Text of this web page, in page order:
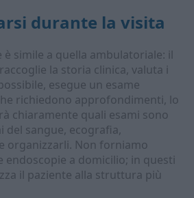
durante la visita
simile a quella ambulatoriale: il
raccoglie la storia clinica, valuta i
esegue un esame
richiedono approfondimenti, lo
chiaramente quali esami sono
del sangue, ecografia,
organizzarli. Non forniamo
endoscopie a domicilio; in questi
il paziente alla struttura più